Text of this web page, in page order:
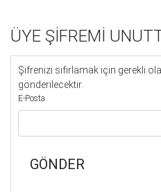
ÜYE ŞİFREMİ
Şifrenizi sıfırlamak için gerekli
gönderilecektir.
E-Posta
GÖNDER